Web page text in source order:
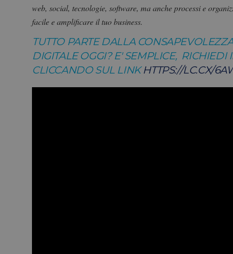
web, social, tecnologie, software, ma anche processi e
facile e amplificare il tuo business.
TUTTO PARTE DALLA
DIGITALE OGGI? E' SEMPLICE, RICHIEDI
CLICCANDO SUL LINKHTTPS://LC.CX/